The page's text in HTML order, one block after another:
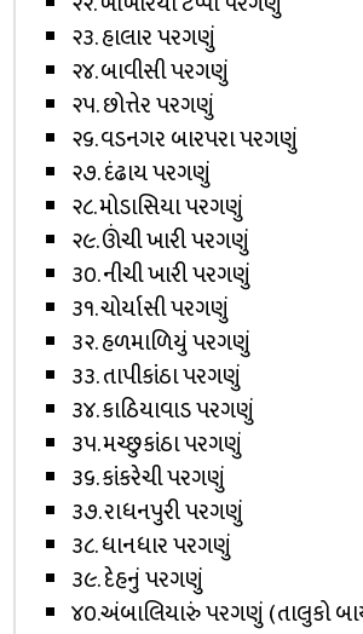
૨૩. હાલાર પરગણું
૨૪. બાવીસી પરગણું
૨૫. છોત્તેર પરગણું
૨૬. વડનગર બારપરા પરગણું
૨૭. દંઢાય પરગણું
૨૮. મોડાસિયા પરગણું
૨૯. ઊંચી ખારી પરગણું
૩૦. નીચી ખારી પરગણું
૩૧. ચોર્યાસી પરગણું
૩૨. હળમાળિયું પરગણું
૩૩. તાપીકાંઠા પરગણું
૩૪. કાઠિયાવાડ પરગણું
૩૫. મચ્છુકાંઠા પરગણું
૩૬. કાંકરેચી પરગણું
૩૭. રાધનપુરી પરગણું
૩૮. ધાનધાર પરગણું
૩૯. દેહનું પરગણું
૪૦.અંબાલિયારું પરગણું (તાલુકો